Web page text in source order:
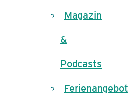
Magazin
&
Podcasts
Ferienangebot